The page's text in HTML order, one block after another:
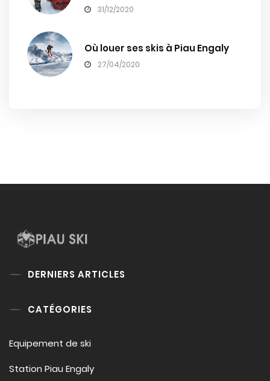
31/12/2020
Où louer ses skis à Piau Engaly
27/04/2020
DERNIERS ARTICLES
CATÉGORIES
Equipement de ski
Station Piau Engaly